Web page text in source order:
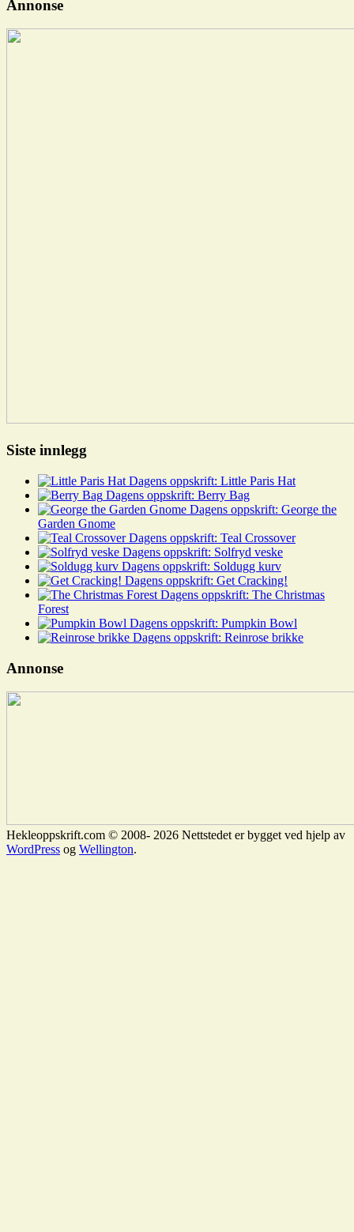
Annonse
Siste innlegg
Dagens oppskrift: Little Paris Hat
Dagens oppskrift: Berry Bag
Dagens oppskrift: George the
Garden Gnome
Dagens oppskrift: Teal Crossover
Dagens oppskrift: Solfryd veske
Dagens oppskrift: Soldugg kurv
Dagens oppskrift: Get Cracking!
Dagens oppskrift: The Christmas
Forest
Dagens oppskrift: Pumpkin Bowl
Dagens oppskrift: Reinrose brikke
Annonse
Hekleoppskrift.com © 2008- 2026 Nettstedet er bygget ved hjelp av
WordPress og Wellington.